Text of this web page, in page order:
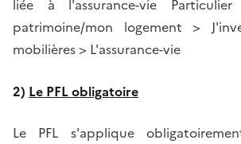
liée à l'assurance-vie
patrimoine/mon logement >
mobilières > L'assurance-vie
2) Le PFL obligatoire
Le PFL s'applique